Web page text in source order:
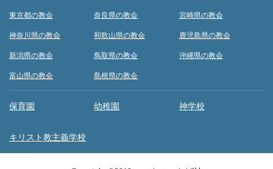
東京都の教会
神奈川県の教会
新潟県の教会
富山県の教会
奈良県の教会
和歌山県の教会
鳥取県の教会
島根県の教会
宮崎県の教会
鹿児島県の教会
沖縄県の教会
保育園 幼稚園 神学校
キリスト教主義学校